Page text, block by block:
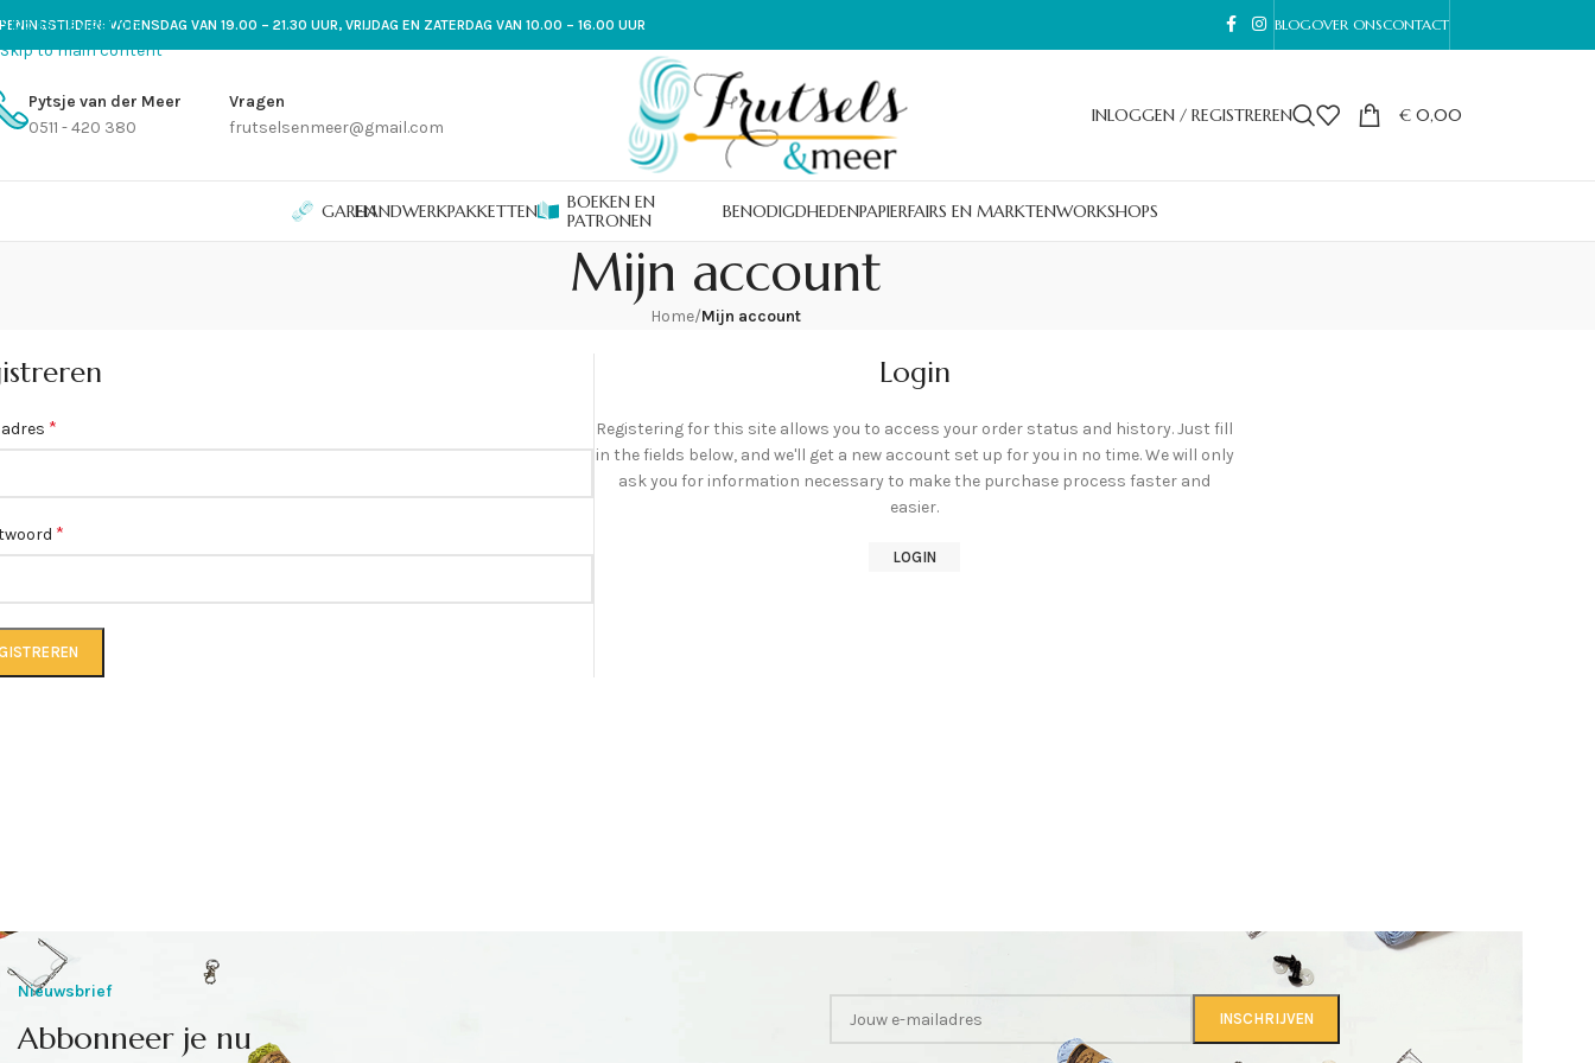
Skip to navigation
Skip to main content
WOENSDAG VAN 19.00 – 21.30 UUR, VRIJDAG EN ZATERDAG VAN 10.00 – 16.00 UUR BLOGOVER ONSCONTACT
Pytsje van der Meer
0511 - 420 380
Vragen
frutselsenmeer@gmail.com
INLOGGEN / REGISTREREN € 0,00
GARENHANDWERKPAKKETTEN
BOEKEN EN
PATRONEN
BENODIGDHEDENPAPIERFAIRS EN MARKTENWORKSHOPS
Mijn account
Home/Mijn account
*
*
Login
Registering for this site allows you to access your order status and history. Just fill
in the fields below, and we'll get a new account set up for you in no time. We will only
ask you for information necessary to make the purchase process faster and
easier.
LOGIN
Nieuwsbrief
Abbonneer je nu